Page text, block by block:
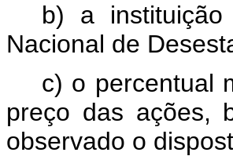
b) a
Nacional de
c) o percentual
preço das ações,
observado o